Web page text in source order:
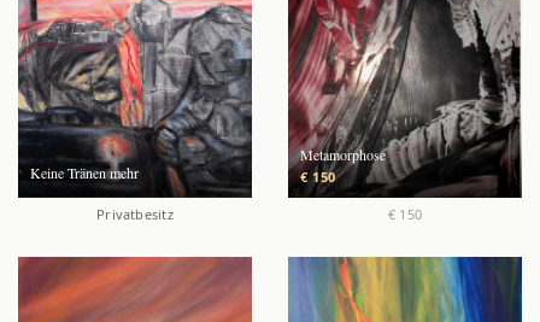
Keine Tränen mehr
Privatbesitz
Metamorphose
€ 150
€ 150